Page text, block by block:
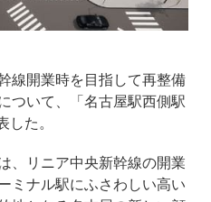
線開業時を目指して再整備
ついて、「名古屋駅西側駅
した。
、リニア中央新幹線の開業
ミナル駅にふさわしい高い